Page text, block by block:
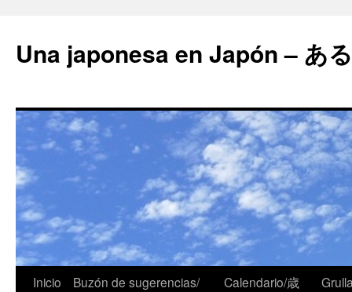
Una japonesa en Japón – あ
Inicio
Buzón de sugerencias/
Calendario/歳